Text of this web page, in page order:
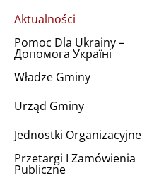
Aktualności
Pomoc Dla Ukrainy –
Допомога Україні
Władze Gminy
Urząd Gminy
Jednostki Organizacyjne
Przetargi I Zamówienia
Publiczne